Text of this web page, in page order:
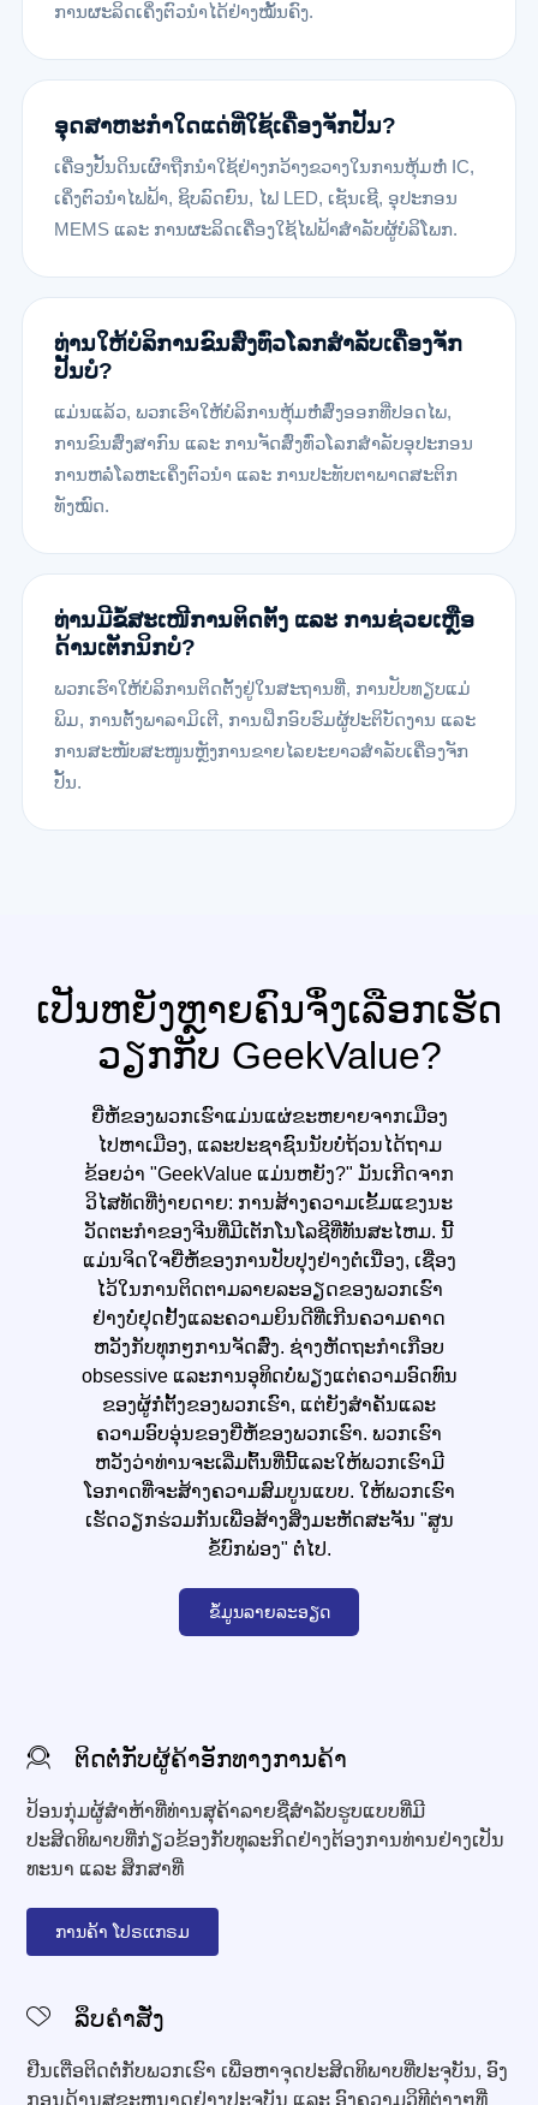
ການຜະລິດເຄິ່ງຕົວນຳໄດ້ຢ່າງໝັ້ນຄົງ.
ອຸດສາຫະກຳໃດແດ່ທີ່ໃຊ້ເຄື່ອງຈັກປັ້ນ?
ເຄື່ອງປັ້ນດິນເຜົາຖືກນຳໃຊ້ຢ່າງກວ້າງຂວາງໃນການຫຸ້ມຫໍ່ IC,
ເຄິ່ງຕົວນຳໄຟຟ້າ, ຊິບລົດຍົນ, ໄຟ LED, ເຊັນເຊີ, ອຸປະກອນ
MEMS ແລະ ການຜະລິດເຄື່ອງໃຊ້ໄຟຟ້າສຳລັບຜູ້ບໍລິໂພກ.
ທ່ານໃຫ້ບໍລິການຂົນສົ່ງທົ່ວໂລກສໍາລັບເຄື່ອງຈັກ
ປັ້ນບໍ?
ແມ່ນແລ້ວ, ພວກເຮົາໃຫ້ບໍລິການຫຸ້ມຫໍ່ສົ່ງອອກທີ່ປອດໄພ,
ການຂົນສົ່ງສາກົນ ແລະ ການຈັດສົ່ງທົ່ວໂລກສຳລັບອຸປະກອນ
ການຫລໍ່ໂລຫະເຄິ່ງຕົວນຳ ແລະ ການປະທັບຕາພາດສະຕິກ
ທັງໝົດ.
ທ່ານມີຂໍ້ສະເໜີການຕິດຕັ້ງ ແລະ ການຊ່ວຍເຫຼືອ
ດ້ານເຕັກນິກບໍ?
ພວກເຮົາໃຫ້ບໍລິການຕິດຕັ້ງຢູ່ໃນສະຖານທີ່, ການປັບທຽບແມ່
ພິມ, ການຕັ້ງພາລາມິເຕີ, ການຝຶກອົບຮົມຜູ້ປະຕິບັດງານ ແລະ
ການສະໜັບສະໜູນຫຼັງການຂາຍໄລຍະຍາວສຳລັບເຄື່ອງຈັກ
ປັ້ນ.
ເປັນຫຍັງຫຼາຍຄົນຈຶ່ງເລືອກເຮັດ
ວຽກກັບ GeekValue?
ຍີ່ຫໍ້ຂອງພວກເຮົາແມ່ນແຜ່ຂະຫຍາຍຈາກເມືອງ
ໄປຫາເມືອງ, ແລະປະຊາຊົນນັບບໍ່ຖ້ວນໄດ້ຖາມ
ຂ້ອຍວ່າ "GeekValue ແມ່ນຫຍັງ?" ມັນ​ເກີດ​ຈາກ​
ວິ​ໄສ​ທັດ​ທີ່​ງ່າຍ​ດາຍ​: ການ​ສ້າງ​ຄວາມ​ເຂັ້ມ​ແຂງ​ນະ​
ວັດ​ຕະ​ກໍາ​ຂອງ​ຈີນ​ທີ່​ມີ​ເຕັກ​ໂນ​ໂລ​ຊີ​ທີ່​ທັນ​ສະ​ໄຫມ​. ນີ້
ແມ່ນຈິດໃຈຍີ່ຫໍ້ຂອງການປັບປຸງຢ່າງຕໍ່ເນື່ອງ, ເຊື່ອງ
ໄວ້ໃນການຕິດຕາມລາຍລະອຽດຂອງພວກເຮົາ
ຢ່າງບໍ່ຢຸດຢັ້ງແລະຄວາມຍິນດີທີ່ເກີນຄວາມຄາດ
ຫວັງກັບທຸກໆການຈັດສົ່ງ. ຊ່າງຫັດຖະກໍາເກືອບ
obsessive ແລະການອຸທິດບໍ່ພຽງແຕ່ຄວາມອົດທົນ
ຂອງຜູ້ກໍ່ຕັ້ງຂອງພວກເຮົາ, ແຕ່ຍັງສໍາຄັນແລະ
ຄວາມອົບອຸ່ນຂອງຍີ່ຫໍ້ຂອງພວກເຮົາ. ພວກເຮົາ
ຫວັງວ່າທ່ານຈະເລີ່ມຕົ້ນທີ່ນີ້ແລະໃຫ້ພວກເຮົາມີ
ໂອກາດທີ່ຈະສ້າງຄວາມສົມບູນແບບ. ໃຫ້ພວກເຮົາ
ເຮັດວຽກຮ່ວມກັນເພື່ອສ້າງສິ່ງມະຫັດສະຈັນ "ສູນ
ຂໍ້ບົກພ່ອງ" ຕໍ່ໄປ.
ຂໍ້ມູນລາຍລະອຽດ
ຕິດຕໍ່ກັບຜູ້ຄ້າອັກທາງການຄ້າ
ປ້ອນກຸ່ມຜູ້ສໍາຫ້າທີ່ທ່ານສຸຄ້າລາຍຊື່ສຳລັບຮູບແບບທີ່ມີ
ປະສິດທິພາບທີ່ກ່ຽວຂ້ອງກັບທຸລະກິດຢ່າງຕ້ອງການທ່ານຢ່າງເປັນ
ທະນາ ແລະ ສຶກສາທີ່
ການຄ້າ ໂປຣເເກຣມ
ລຶບຄຳສັ່ງ
ຢືນເຕື່ອຕິດຕໍ່ກັບພວກເຮົາ ເພື່ອຫາຈຸດປະສິດທິພາບທີ່ປະຈຸບັນ, ອົງ
ກອນດ້ານສຸຂະຫນາດຢ່າງປະຈຸບັນ ແລະ ອົງຄວາມວິທີຕ່າງໆທີ່